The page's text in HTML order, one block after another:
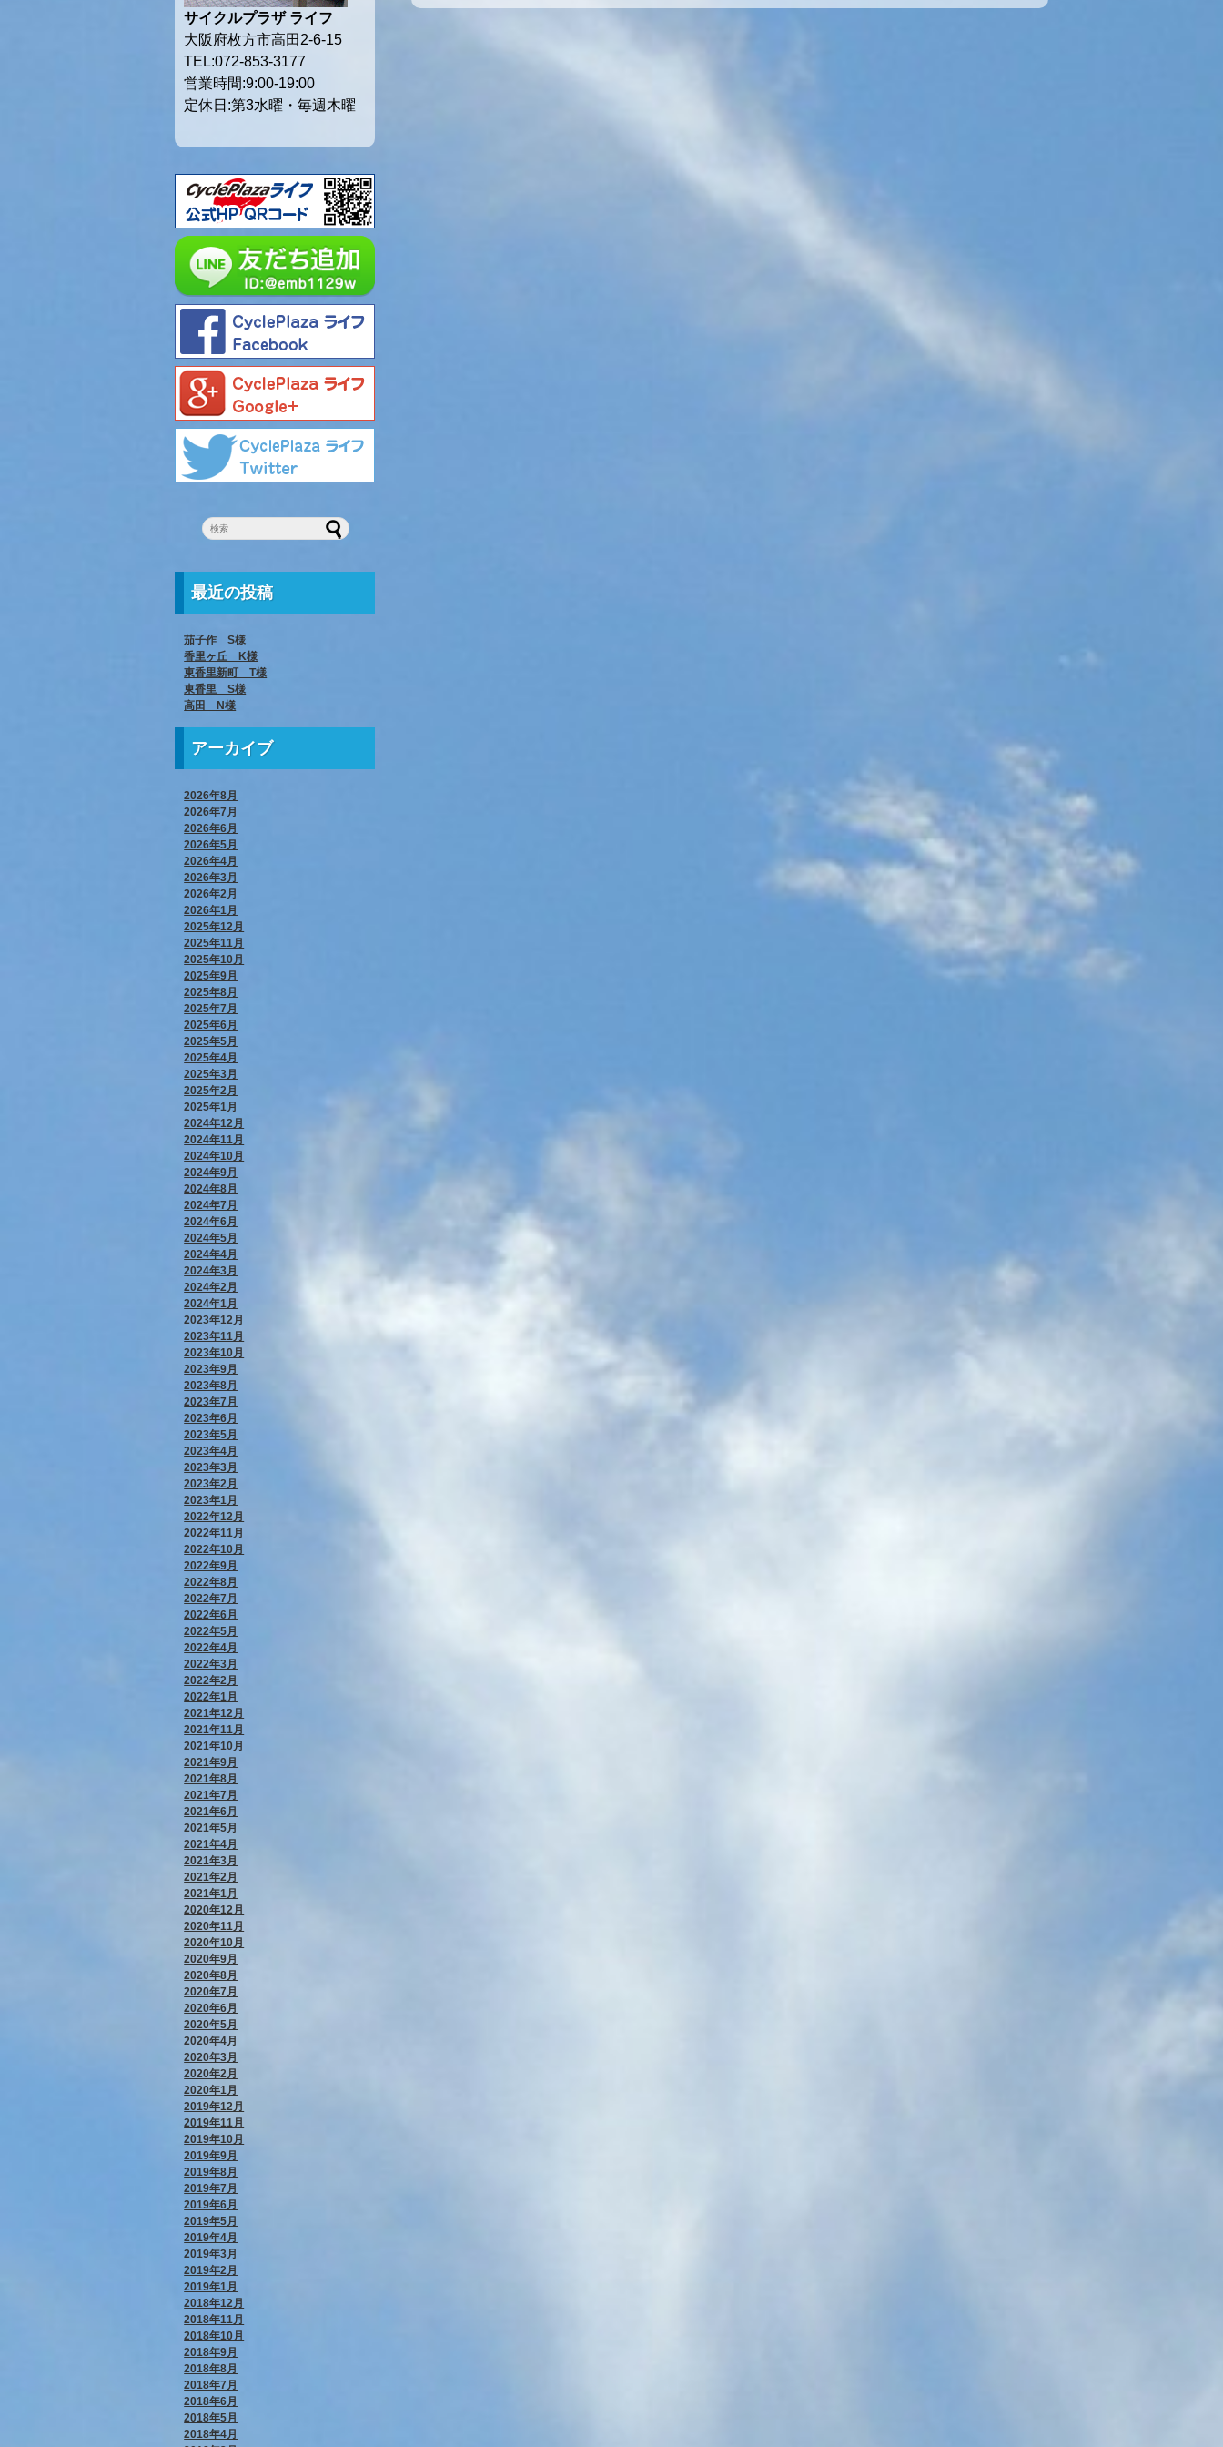
サイクルプラザ ライフ
大阪府枚方市高田2-6-15
TEL:072-853-3177
営業時間:9:00-19:00
定休日:第3水曜・毎週木曜
最近の投稿
茄子作 S様
香里ヶ丘 K様
東香里新町 T様
東香里 S様
高田 N様
アーカイブ
2026年8月
2026年7月
2026年6月
2026年5月
2026年4月
2026年3月
2026年2月
2026年1月
2025年12月
2025年11月
2025年10月
2025年9月
2025年8月
2025年7月
2025年6月
2025年5月
2025年4月
2025年3月
2025年2月
2025年1月
2024年12月
2024年11月
2024年10月
2024年9月
2024年8月
2024年7月
2024年6月
2024年5月
2024年4月
2024年3月
2024年2月
2024年1月
2023年12月
2023年11月
2023年10月
2023年9月
2023年8月
2023年7月
2023年6月
2023年5月
2023年4月
2023年3月
2023年2月
2023年1月
2022年12月
2022年11月
2022年10月
2022年9月
2022年8月
2022年7月
2022年6月
2022年5月
2022年4月
2022年3月
2022年2月
2022年1月
2021年12月
2021年11月
2021年10月
2021年9月
2021年8月
2021年7月
2021年6月
2021年5月
2021年4月
2021年3月
2021年2月
2021年1月
2020年12月
2020年11月
2020年10月
2020年9月
2020年8月
2020年7月
2020年6月
2020年5月
2020年4月
2020年3月
2020年2月
2020年1月
2019年12月
2019年11月
2019年10月
2019年9月
2019年8月
2019年7月
2019年6月
2019年5月
2019年4月
2019年3月
2019年2月
2019年1月
2018年12月
2018年11月
2018年10月
2018年9月
2018年8月
2018年7月
2018年6月
2018年5月
2018年4月